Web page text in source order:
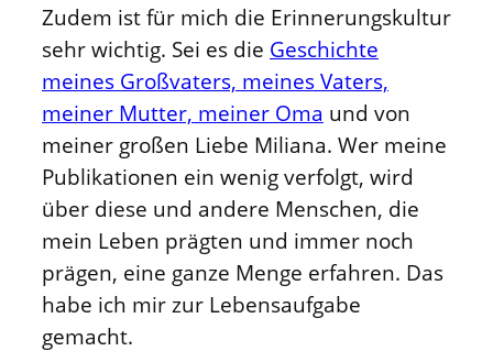
Zudem ist für mich die Erinnerungskultur
sehr wichtig. Sei es die Geschichte
meines Großvaters, meines Vaters,
meiner Mutter, meiner Oma und von
meiner großen Liebe Miliana. Wer meine
Publikationen ein wenig verfolgt, wird
über diese und andere Menschen, die
mein Leben prägten und immer noch
prägen, eine ganze Menge erfahren. Das
habe ich mir zur Lebensaufgabe
gemacht.